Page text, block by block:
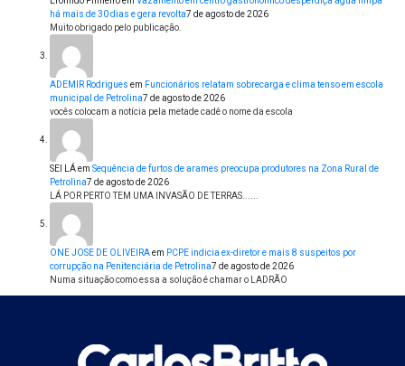
há mais de 30 dias e gera revolta7 de agosto de 2026
Muito obrigado pelo publicação.
ADEMIR Rodrigues em Funcionários relatam sobrecarga e clima tenso em escola
municipal de Petrolina7 de agosto de 2026
vocês colocam a notícia pela metade cadê o nome da escola
SEI LÁem Sequência de furtos de arames preocupa produtores na Zona Rural de
Petrolina7 de agosto de 2026
LÁ POR PERTO TEM UMA INVASÃO DE TERRAS......
ONE JOSE DE OLIVEIRAem PCPE indicia ex-diretor e mais 8 suspeitos por
corrupção na Penitenciária de Petrolina7 de agosto de 2026
Numa situação como essa a solução é chamar o LADRÃO